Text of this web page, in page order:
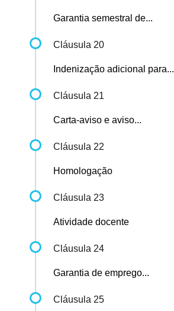
Garantia semestral de...
Cláusula 20
Indenização adicional para...
Cláusula 21
Carta-aviso e aviso...
Cláusula 22
Homologação
Cláusula 23
Atividade docente
Cláusula 24
Garantia de emprego...
Cláusula 25